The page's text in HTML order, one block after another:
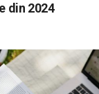
din 2024